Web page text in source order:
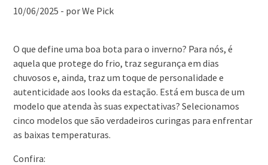
10/06/2025 - por We Pick
O que define uma boa bota para o inverno? Para nós, é
aquela que protege do frio, traz segurança em dias
chuvosos e, ainda, traz um toque de personalidade e
autenticidade aos looks da estação. Está em busca de um
modelo que atenda às suas expectativas? Selecionamos
cinco modelos que são verdadeiros curingas para enfrentar
as baixas temperaturas.
Confira: